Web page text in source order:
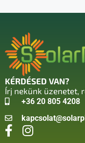
KÉRDÉSED VAN?
Írj nekünk üzenetet,
+36 20 805 4208